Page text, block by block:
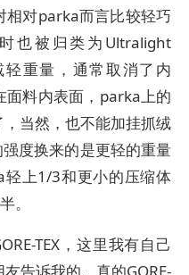
相对parka而言比较轻巧
也被归类为Ultralight
重量，通常取消了内
面料内表面，parka上的
当然，也不能加挂抓绒
度换来的是更轻的重量
上1/3和更小的压缩体
。
TEX，这里我有自己